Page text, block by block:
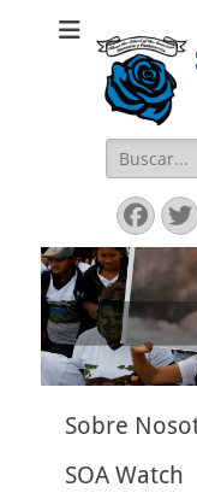
SOAW
Buscar:
Sobre
SOA Watch